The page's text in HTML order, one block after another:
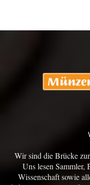
Wir sind die Brücke
Uns lesen Sammler,
Wissenschaft sowie